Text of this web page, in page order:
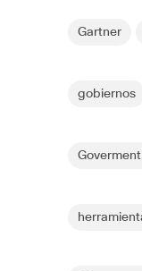
Gartner
gobiernos